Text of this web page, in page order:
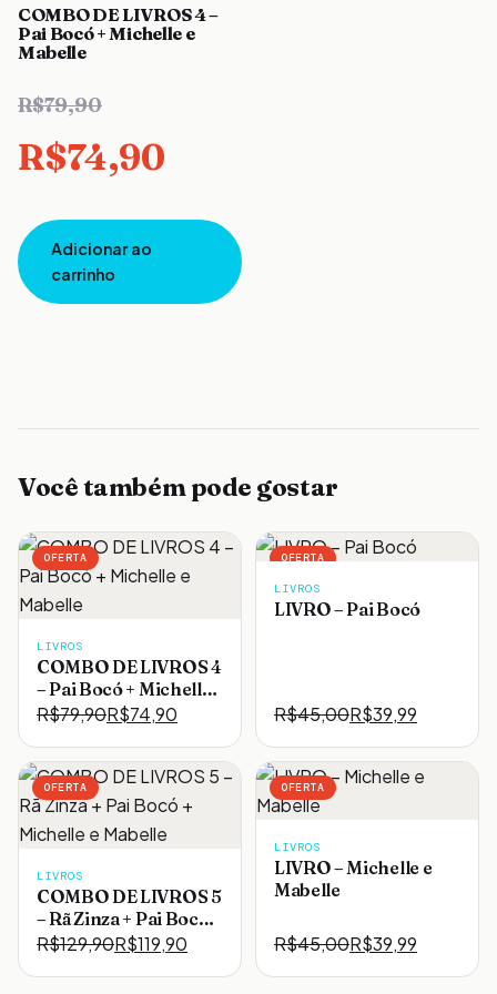
COMBO DE LIVROS 4 –
Pai Bocó + Michelle e
Mabelle
R$79,90O
preço
original
era:
R$74,90
preço
atual
Adicionar ao
carrinho
Você também pode gostar
OFERTA
LIVROS
COMBO DE LIVROS 4
– Pai Bocó + Michelle
e Mabelle
R$79,90
O
preço
original
era:
R$79,90.
R$74,90
O
preço
atual
é:
R$74,90.
OFERTA
LIVROS
LIVRO – Pai Bocó
R$45,00
O
preço
original
era:
R$45,00.
R$39,99
O
preço
atual
é:
R$39,99.
OFERTA
LIVROS
COMBO DE LIVROS 5
– Rã Zinza + Pai Bocó +
Michelle e Mabelle
R$129,90
O
preço
R$119,90
O
preço
OFERTA
LIVROS
LIVRO – Michelle e
Mabelle
R$45,00
O
preço
R$39,99
O
preço